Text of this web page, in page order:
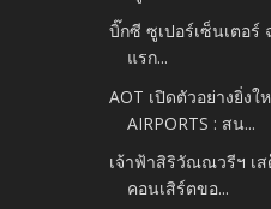
บิ๊กซี ซูเปอร์เซ็นเตอร์
แรก...
AOT เปิดตัวอย่างยิ่งใ
AIRPORTS : สน...
เจ้าฟ้าสิริวัณณวรีฯ เ
คอนเสิร์ตขอ...